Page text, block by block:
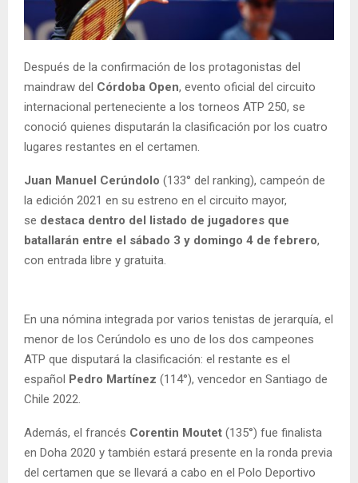
Después de la confirmación de los protagonistas del
maindraw del Córdoba Open, evento oficial del circuito
internacional perteneciente a los torneos ATP 250, se
conoció quienes disputarán la clasificación por los cuatro
lugares restantes en el certamen.
Juan Manuel Cerúndolo (133° del ranking), campeón de
la edición 2021 en su estreno en el circuito mayor,
se destaca dentro del listado de jugadores que
batallarán entre el sábado 3 y domingo 4 de febrero,
con entrada libre y gratuita.
En una nómina integrada por varios tenistas de jerarquía, el
menor de los Cerúndolo es uno de los dos campeones
ATP que disputará la clasificación: el restante es el
español Pedro Martínez (114°), vencedor en Santiago de
Chile 2022.
Además, el francés Corentin Moutet (135°) fue finalista
en Doha 2020 y también estará presente en la ronda previa
del certamen que se llevará a cabo en el Polo Deportivo